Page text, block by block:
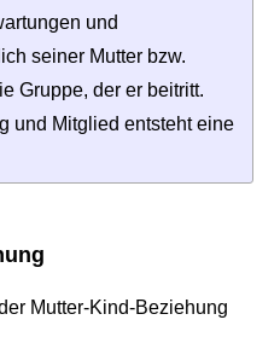
und
seiner Mutter bzw.
Gruppe, der er beitritt.
und Mitglied entsteht eine
Mutter-Kind-Beziehung